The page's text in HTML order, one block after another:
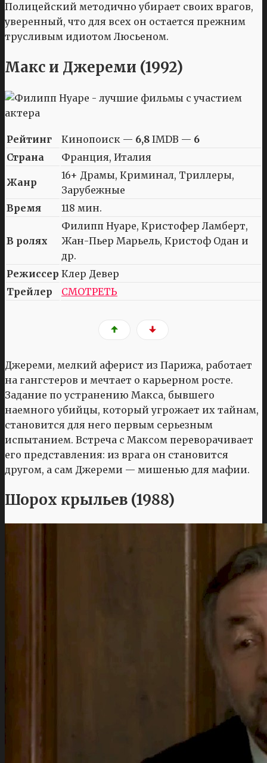
Полицейский методично убирает своих врагов,
уверенный, что для всех он остается прежним
трусливым идиотом Люсьеном.
Макс и Джереми (1992)
Рейтинг Кинопоиск — 6,8 IMDB — 6
Страна
Франция, Италия
Жанр
16+ Драмы, Криминал, Триллеры,
Зарубежные
Время
118 мин.
В ролях
Филипп Нуаре, Кристофер Ламберт,
Жан-Пьер Марьель, Кристоф Одан и
др.
Режиссер Клер Девер
Трейлер
СМОТРЕТЬ
Джереми, мелкий аферист из Парижа, работает
на гангстеров и мечтает о карьерном росте.
Задание по устранению Макса, бывшего
наемного убийцы, который угрожает их тайнам,
становится для него первым серьезным
испытанием. Встреча с Максом переворачивает
его представления: из врага он становится
другом, а сам Джереми — мишенью для мафии.
Шорох крыльев (1988)